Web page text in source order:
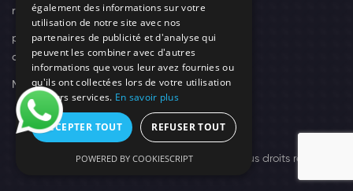
recrutement
politique de
confidentialité
Mentions légales
© 2026 Need's Protect Création You'Nivers. Tous droits réservés
également des informations sur votre
utilisation de notre site avec nos
partenaires de publicité et d'analyse qui
peuvent les combiner avec d'autres
informations que vous leur avez fournies ou
qu'ils ont collectées lors de votre utilisation
de leurs services. En savoir plus
ACCEPTER TOUT REFUSER TOUT
POWERED BY COOKIESCRIPT